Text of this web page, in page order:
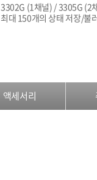
3302G (1채널) / 3305G (2
최대 150개의 상태 저장/불
액세서리